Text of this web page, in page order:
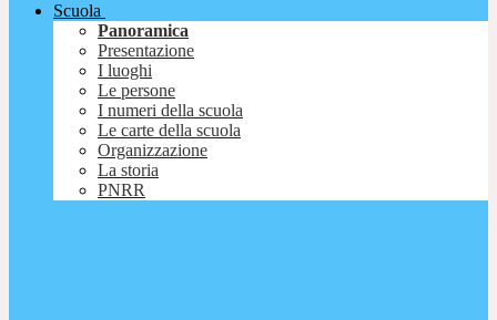
Scuola
Panoramica
Presentazione
I luoghi
Le persone
I numeri della scuola
Le carte della scuola
Organizzazione
La storia
PNRR